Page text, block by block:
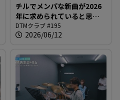
チルでメンパな新曲が2026
年に求められていると思っ
てた時期が私にもありまし
た@DTMクラブ #195
DTMクラブ #195
2026/06/12